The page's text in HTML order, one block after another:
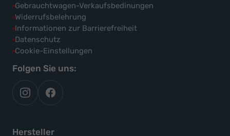
Gebrauchtwagen-Verkaufsbedinungen
Widerrufsbelehrung
Informationen zur Barrierefreiheit
Datenschutz
Cookie-Einstellungen
Folgen Sie uns:
autoflex
auf
autoflex24
auf
Hersteller